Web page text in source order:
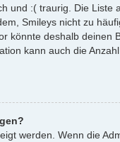
und :( traurig. Die Liste
Smileys nicht zu
könnte deshalb deinen
kann auch die
werden. Wenn die